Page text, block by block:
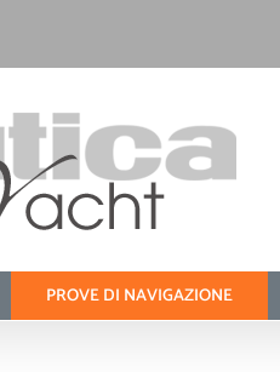
PROVE DI NAVIGAZIONE